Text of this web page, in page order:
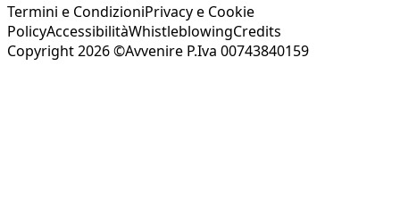
Termini e CondizioniPrivacy e Cookie
PolicyAccessibilitàWhistleblowingCredits
Copyright 2026 ©Avvenire P.Iva 00743840159